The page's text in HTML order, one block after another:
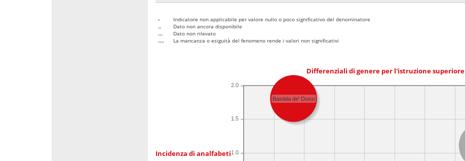
-
Indicatore non applicabile per valore nullo o poco significativo del denominatore
..
Dato non ancora disponibile
...
Dato non rilevato
....
La mancanza o esiguità del fenomeno rende i valori non significativi
Differenziali di genere per l'istruzione superiore
Incidenza di analfabeti1.0
1.5
2.0
Bastida de' Dossi